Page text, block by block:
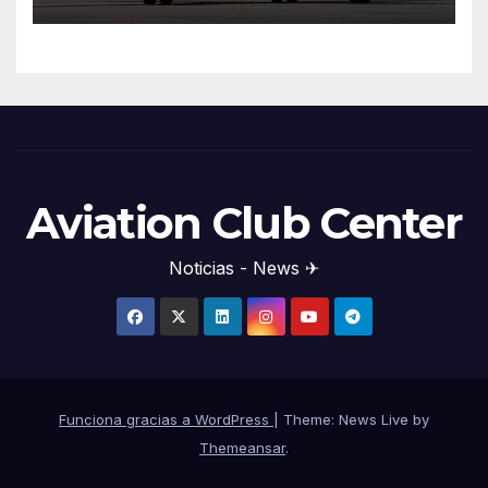
Aviation Club Center
Noticias - News ✈
Funciona gracias a WordPress
Theme: News Live by
Themeansar.